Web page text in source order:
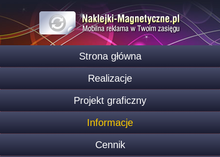
Strona główna
Realizacje
Projekt graficzny
Informacje
Cennik